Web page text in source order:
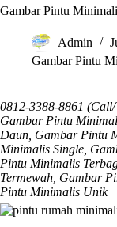
Gambar Pintu
Admin
Gambar Pintu
0812-3388-8861
Gambar Pintu
Daun, Gambar Pintu
Minimalis Single,
Pintu Minimalis
Termewah, Gambar
Pintu Minimalis Unik